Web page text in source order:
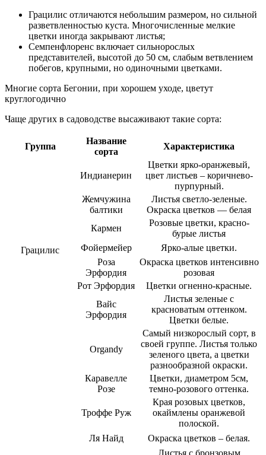
Грацилис отличаются небольшим размером, но сильной
разветвленностью куста. Многочисленные мелкие
цветки иногда закрывают листья;
Семпенфлоренс включает сильнорослых
представителей, высотой до 50 см, слабым ветвлением
побегов, крупными, но одиночными цветками.
Многие сорта Бегонии, при хорошем уходе, цветут
круглогодично
Чаще других в садоводстве высаживают такие сорта:
Группа
Название
сорта
Характеристика
Грацилис
Индианерин
Цветки ярко-оранжевый,
цвет листьев – коричнево-
пурпурный.
Жемчужина
балтики
Листья светло-зеленые.
Окраска цветков — белая
Кармен
Розовые цветки, красно-
бурые листья
Фойермейер
Ярко-алые цветки.
Роза
Эрфордия
Окраска цветков интенсивно
розовая
Рот Эрфордия
Цветки огненно-красные.
Вайс
Эрфордия
Листья зеленые с
красноватым оттенком.
Цветки белые.
Organdy
Самый низкорослый сорт, в
своей группе. Листья только
зеленого цвета, а цветки
разнообразной окраски.
Каравелле
Розе
Цветки, диаметром 5см,
темно-розового оттенка.
Троффе Руж
Края розовых цветков,
окаймлены оранжевой
полоской.
Ля Найд
Окраска цветков – белая.
Листья с бронзовым